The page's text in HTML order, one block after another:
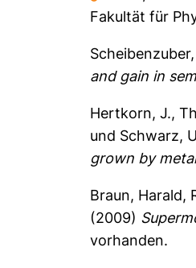
Fakultät für
Scheibenzuber,
and gain in
Hertkorn, J.,
und Schwarz,
grown by
Braun, Harald,
(2009)
vorhanden.